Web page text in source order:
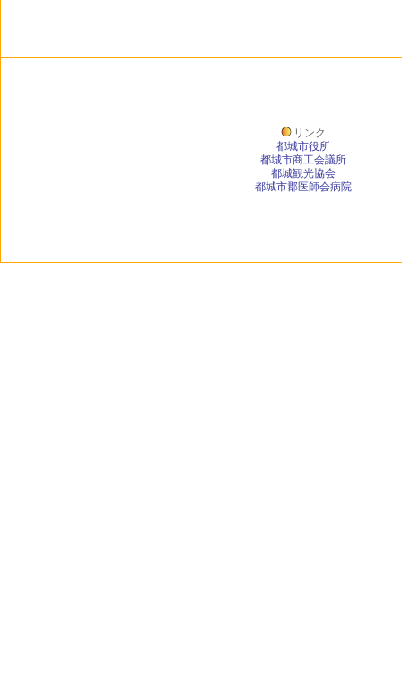
リンク
都城市役所
都城市商工会議所
都城観光協会
都城市郡医師会病院